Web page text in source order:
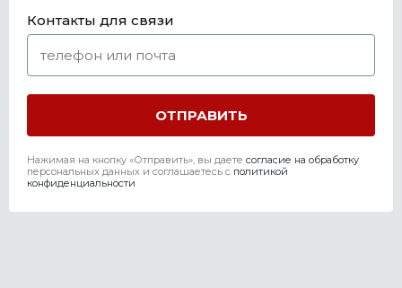
Контакты для связи
Нажимая на кнопку «Отправить», вы даете согласие на обработку
персональных данных и соглашаетесь c политикой
конфиденциальности